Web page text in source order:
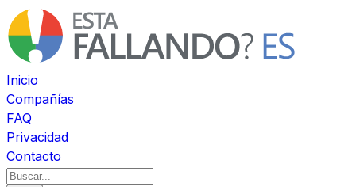
Inicio
Compañías
FAQ
Privacidad
Contacto